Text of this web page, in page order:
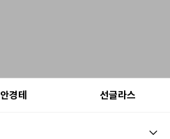
안경테 선글라스